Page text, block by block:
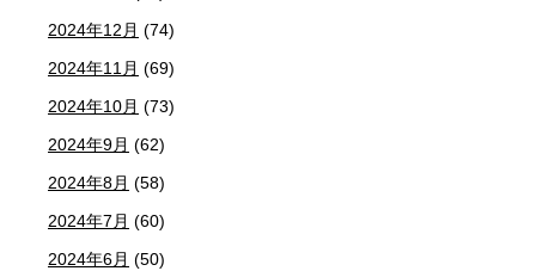
2024年12月 (74)
2024年11月 (69)
2024年10月 (73)
2024年9月 (62)
2024年8月 (58)
2024年7月 (60)
2024年6月 (50)